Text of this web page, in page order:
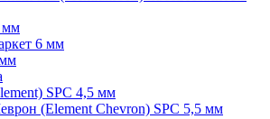
мм
6 мм
SPC 4,5 мм
(Element Chevron) SPC 5,5 мм